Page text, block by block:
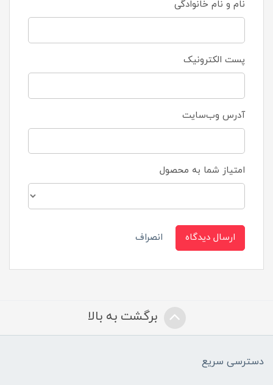
نام و نام خانوادگی
پست الکترونیک
آدرس وب‌سایت
امتیاز شما به محصول
ارسال دیدگاه انصراف
برگشت به بالا
دسترسی سریع